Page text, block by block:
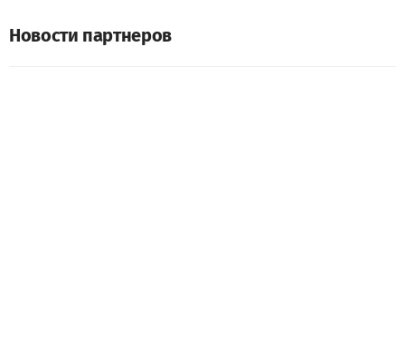
Новости партнеров